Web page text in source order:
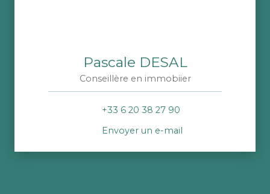
Pascale DESAL
Conseillère en immobiier
+33 6 20 38 27 90
Envoyer un e-mail